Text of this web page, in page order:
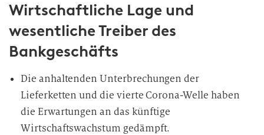
Wirtschaftliche Lage und
wesentliche Treiber des
Bankgeschäfts
Die anhaltenden Unterbrechungen der
Lieferketten und die vierte Corona-Welle haben
die Erwartungen an das künftige
Wirtschaftswachstum gedämpft.